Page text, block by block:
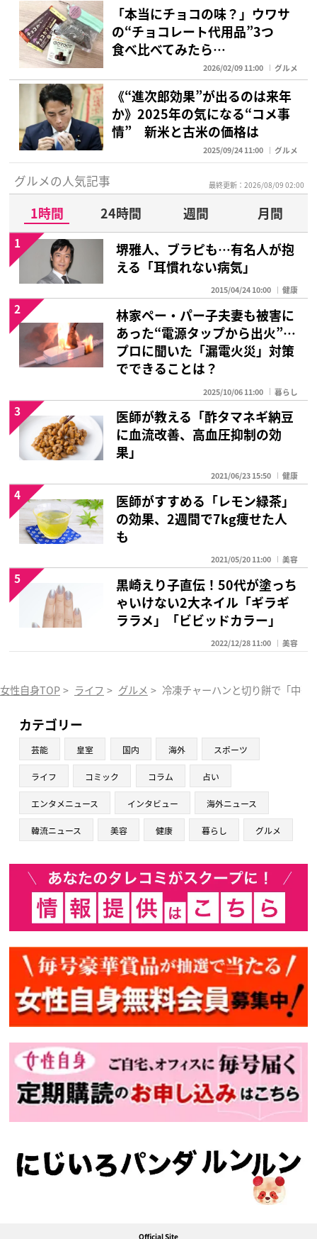
「本当にチョコの味？」ウワサ
の“チョコレート代用品”3つ
食べ比べてみたら…
2026/02/09 11:00 グルメ
《“進次郎効果”が出るのは来年
か》2025年の気になる“コメ事
情” 新米と古米の価格は
2025/09/24 11:00 グルメ
グルメの人気記事 最終更新：2026/08/09 02:00
1時間 24時間 週間
月間
堺雅人、ブラピも…有名人が抱
える「耳慣れない病気」
2015/04/24 10:00 健康
1
林家ペー・パー子夫妻も被害に
あった“電源タップから出火”…
プロに聞いた「漏電火災」対策
でできることは？
2025/10/06 11:00 暮らし
2
医師が教える「酢タマネギ納豆
に血流改善、高血圧抑制の効
果」
2021/06/23 15:50 健康
3
医師がすすめる「レモン緑茶」
の効果、2週間で7kg痩せた人
も
2021/05/20 11:00 美容
4
黒崎えり子直伝！50代が塗っち
ゃいけない2大ネイル「ギラギ
ララメ」「ビビッドカラー」
2022/12/28 11:00 美容
5
女性自身TOP > ライフ > グルメ > 冷凍チャーハンと切り餅で「中華
カテゴリー
芸能 皇室 国内 海外 スポーツ
ライフ コミック コラム 占い
エンタメニュース インタビュー 海外ニュース
韓流ニュース 美容 健康 暮らし グルメ
Official Site